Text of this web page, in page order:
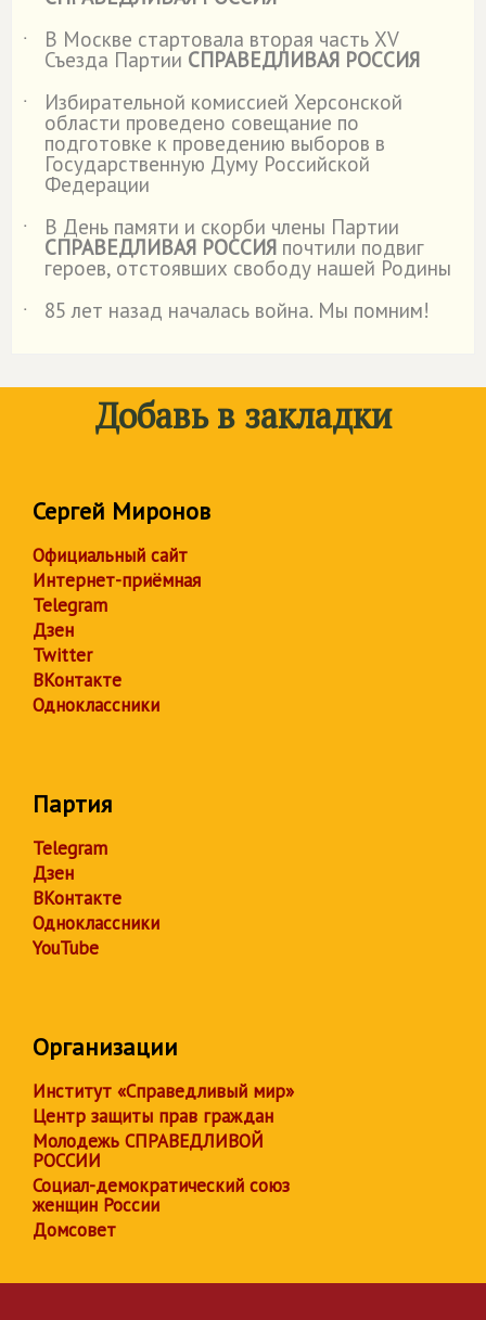
˙
В Москве стартовала вторая часть XV
Съезда Партии СПРАВЕДЛИВАЯ РОССИЯ
˙
Избирательной комиссией Херсонской
области проведено совещание по
подготовке к проведению выборов в
Государственную Думу Российской
Федерации
˙
В День памяти и скорби члены Партии
СПРАВЕДЛИВАЯ РОССИЯ почтили подвиг
героев, отстоявших свободу нашей Родины
˙
85 лет назад началась война. Мы помним!
Добавь в закладки
Сергей Миронов
Официальный сайт
Интернет-приёмная
Telegram
Дзен
Twitter
ВКонтакте
Одноклассники
Партия
Telegram
Дзен
ВКонтакте
Одноклассники
YouTube
Организации
Институт «Справедливый мир»
Центр защиты прав граждан
Молодежь СПРАВЕДЛИВОЙ
РОССИИ
Социал-демократический союз
женщин России
Домсовет